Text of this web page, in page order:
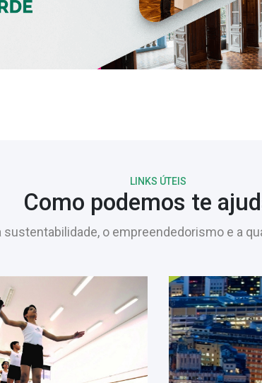
LINKS ÚTEIS
Como podemos te
sustentabilidade, o empreendedorismo e a